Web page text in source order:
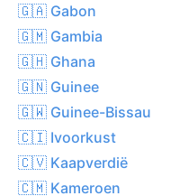
🇬🇦 Gabon
🇬🇲 Gambia
🇬🇭 Ghana
🇬🇳 Guinee
🇬🇼 Guinee-Bissau
🇨🇮 Ivoorkust
🇨🇻 Kaapverdië
🇨🇲 Kameroen